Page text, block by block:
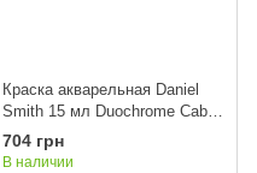
Краска акварельная Daniel
Smith 15 мл Duochrome Cabo
Blue
704 грн
В наличии